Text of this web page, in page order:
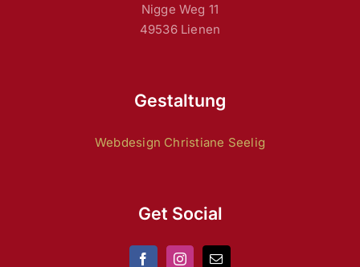
Nigge Weg 11
49536 Lienen
Gestaltung
Webdesign Christiane Seelig
Get Social